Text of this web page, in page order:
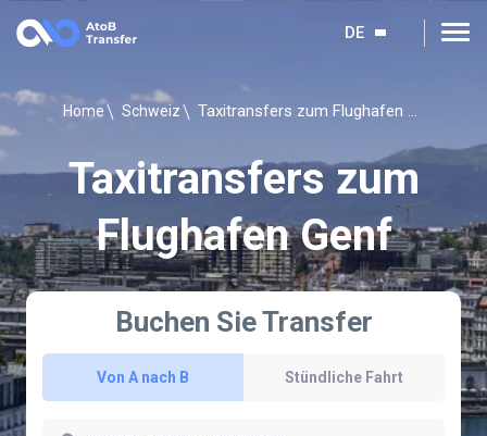
DE
Home Schweiz Taxitransfers zum Flughafen Genf
Taxitransfers zum
Flughafen Genf
Buchen Sie Transfer
Von A nach B Stündliche Fahrt